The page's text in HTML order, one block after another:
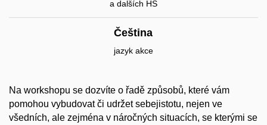
a dalších HS
Čeština
jazyk akce
Na workshopu se dozvíte o řadě způsobů, které vám
pomohou vybudovat či udržet sebejistotu, nejen ve
všedních, ale zejména v náročných situacích, se kterými se